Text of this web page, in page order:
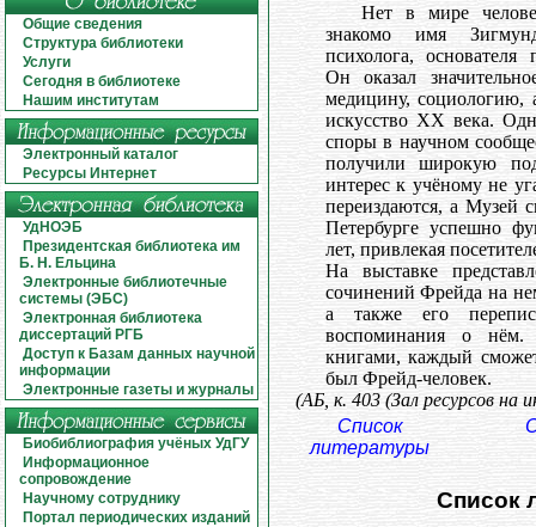
Общие сведения
Структура библиотеки
Услуги
Сегодня в библиотеке
Нашим институтам
Электронный каталог
Ресурсы Интернет
УдНОЭБ
Президентская библиотека им
Б. Н. Ельцина
Электронные библиотечные
системы (ЭБС)
Электронная библиотека
диссертаций РГБ
Доступ к Базам данных научной
информации
Электронные газеты и журналы
Биобиблиография учёных УдГУ
Информационное
сопровождение
Научному сотруднику
Портал периодических изданий
Нет в мире
знакомо имя
психолога, основателя
Он оказал
медицину, социологию,
искусство XX века.
споры в научном
получили широкую
интерес к учёному не
переиздаются, а Музей
Петербурге успешно
лет, привлекая
На выставке
сочинений Фрейда на
а также его
воспоминания о нём.
книгами, каждый
был Фрейд-человек.
(АБ, к. 403 (Зал ресурсов на
Список
литературы
Список